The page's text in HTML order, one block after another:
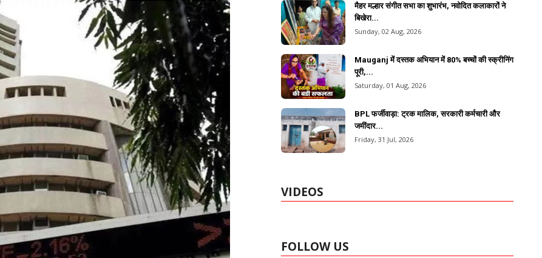
मैहर मल्हार संगीत सभा का शुभारंभ, नवोदित कलाकारों ने
बिखेरा...
Sunday, 02 Aug, 2026
Mauganj में दस्तक अभियान में 80% बच्चों की स्क्रीनिंग
पूरी,...
Saturday, 01 Aug, 2026
BPL फर्जीवाड़ा: ट्रक मालिक, सरकारी कर्मचारी और
जमींदार...
Friday, 31 Jul, 2026
VIDEOS
FOLLOW US